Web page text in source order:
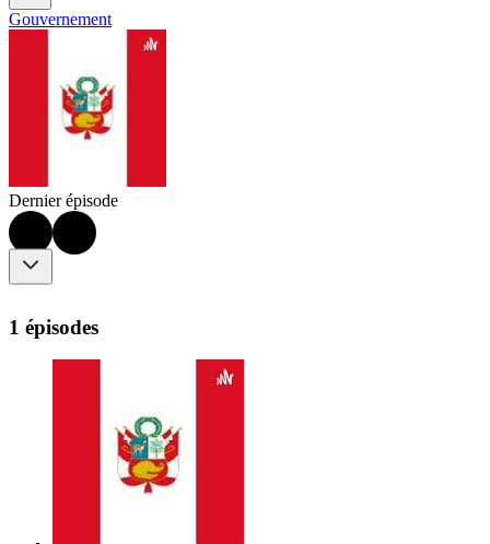
Gouvernement
Dernier épisode
1 épisodes